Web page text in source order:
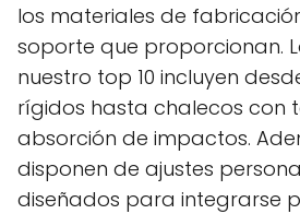
los materiales de
soporte que proporcionan.
nuestro top 10 incluyen
rígidos hasta chalecos con
absorción de impactos.
disponen de ajustes
diseñados para integrarse